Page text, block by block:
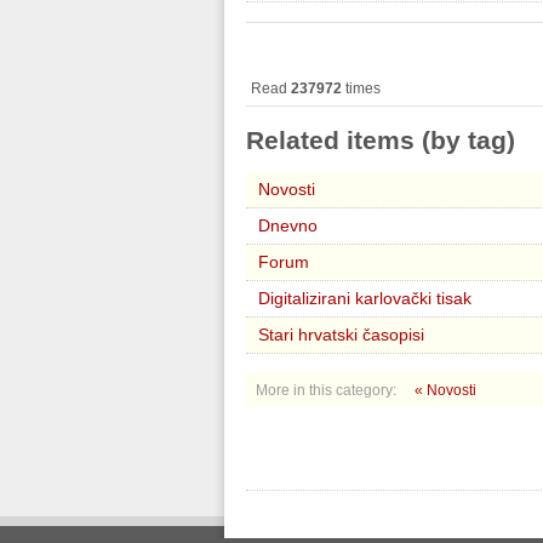
Read 237972 times
Related items (by tag)
Novosti
Dnevno
Forum
Digitalizirani karlovački tisak
Stari hrvatski časopisi
More in this category: « Novosti